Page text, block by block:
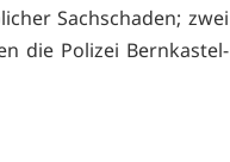
Sachschaden; zwei
die Polizei Bernkastel-